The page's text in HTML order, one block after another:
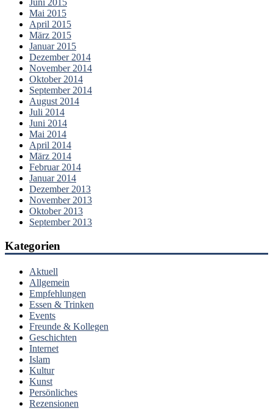
Juni 2015
Mai 2015
April 2015
März 2015
Januar 2015
Dezember 2014
November 2014
Oktober 2014
September 2014
August 2014
Juli 2014
Juni 2014
Mai 2014
April 2014
März 2014
Februar 2014
Januar 2014
Dezember 2013
November 2013
Oktober 2013
September 2013
Kategorien
Aktuell
Allgemein
Empfehlungen
Essen & Trinken
Events
Freunde & Kollegen
Geschichten
Internet
Islam
Kultur
Kunst
Persönliches
Rezensionen